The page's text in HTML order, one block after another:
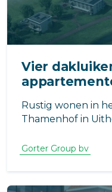
Vier
Rustig wonen in
Thamenhof in
bedrijventerrein
Gorter Group bv